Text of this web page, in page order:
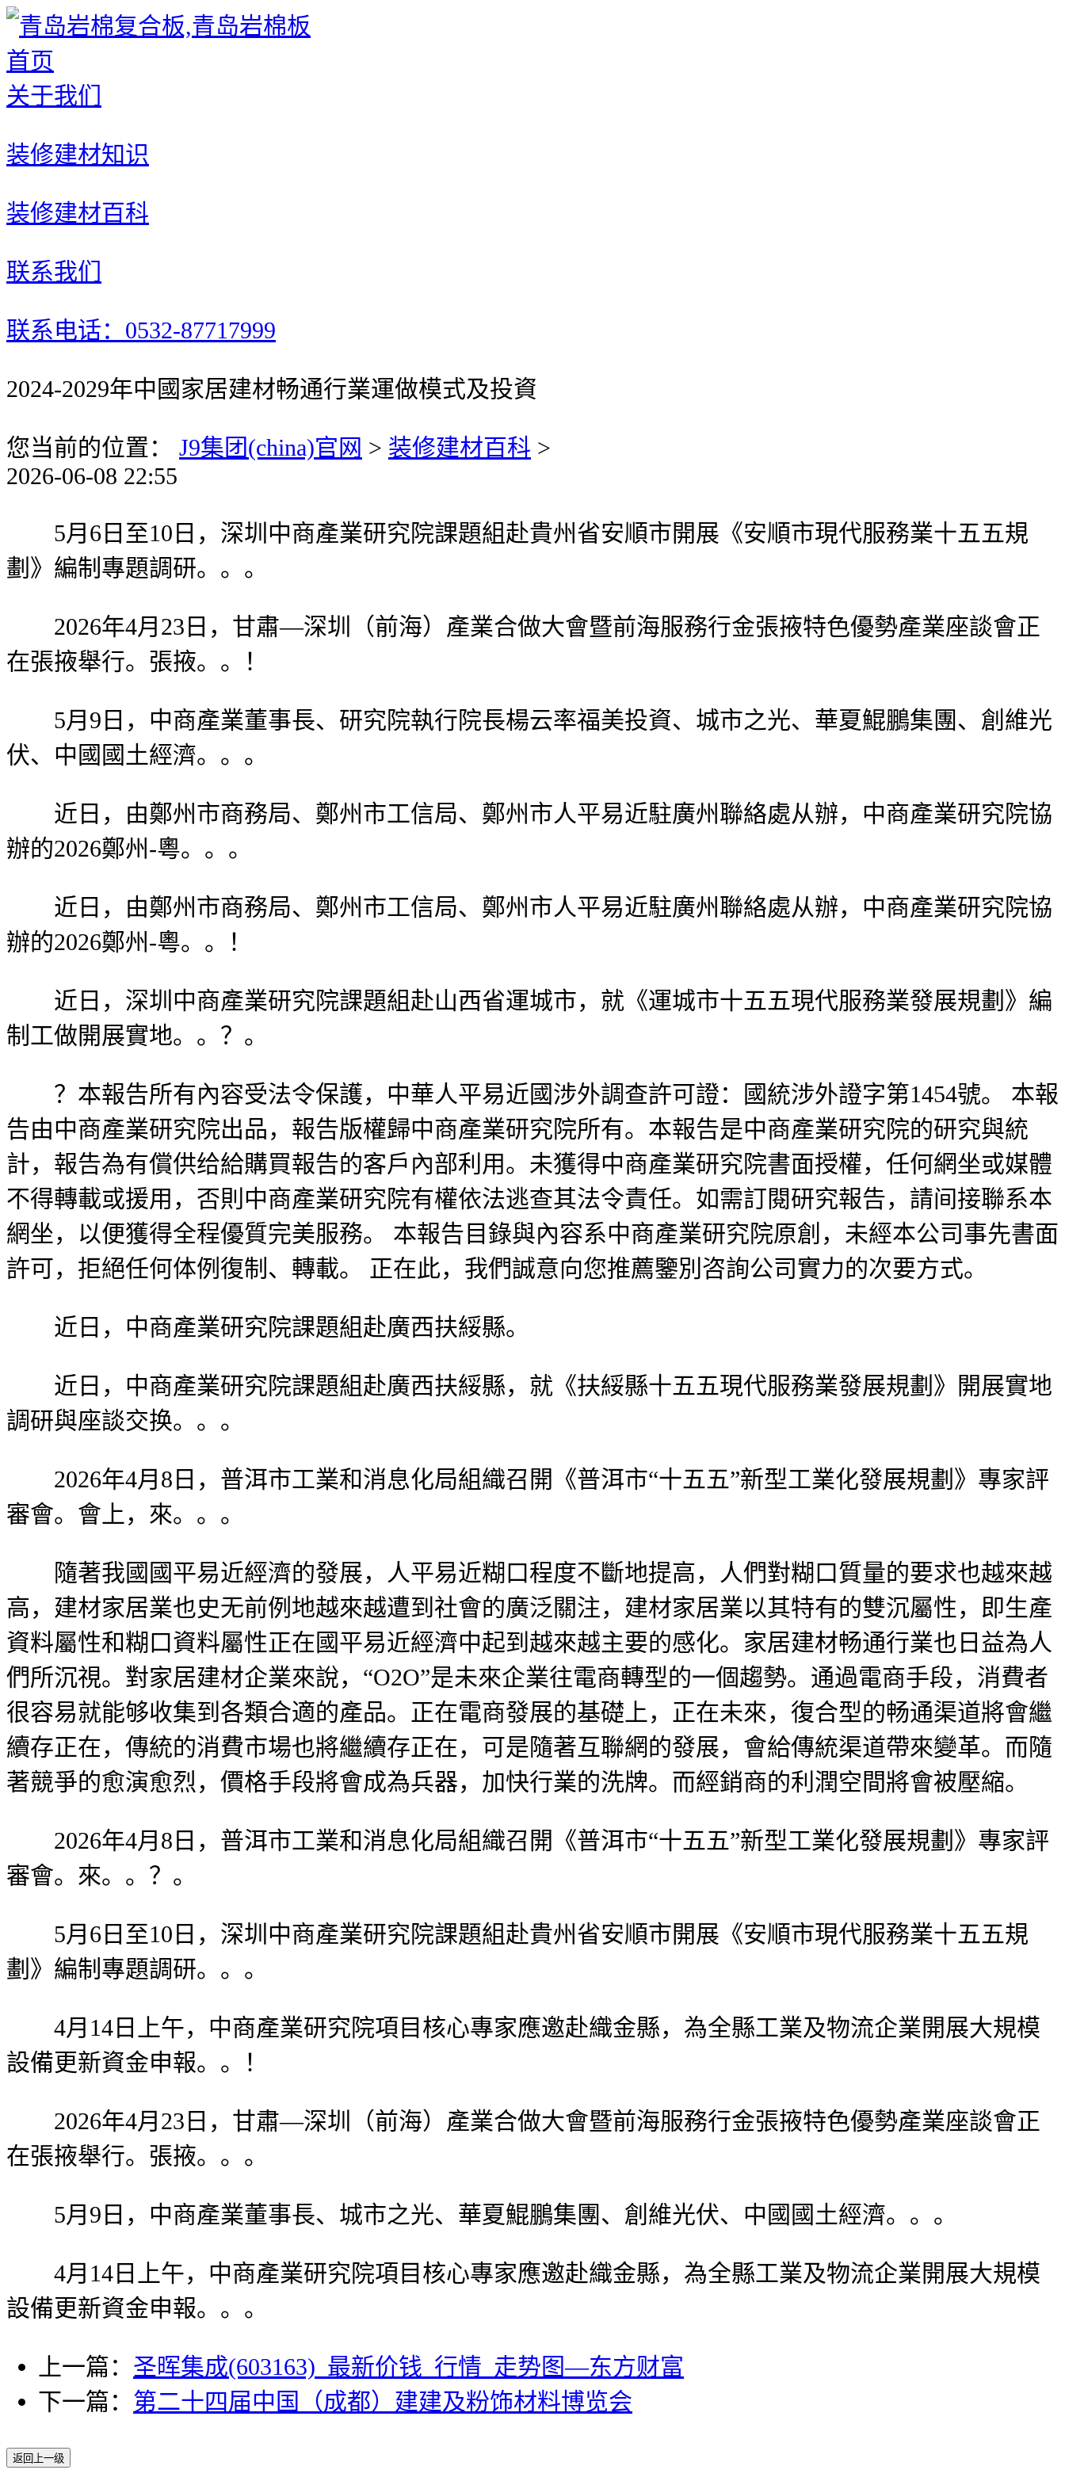
首页
关于我们
装修建材知识
装修建材百科
联系我们
联系电话：0532-87717999
2024-2029年中國家居建材畅通行業運做模式及投資
您当前的位置： J9集团(china)官网 > 装修建材百科 >
2026-06-08 22:55
5月6日至10日，深圳中商產業研究院課題組赴貴州省安順市開展《安順市現代服務業十五五規
劃》編制專題調研。。。
2026年4月23日，甘肅—深圳（前海）產業合做大會暨前海服務行金張掖特色優勢產業座談會正
在張掖舉行。張掖。。！
5月9日，中商產業董事長、研究院執行院長楊云率福美投資、城市之光、華夏鯤鵬集團、創維光
伏、中國國土經濟。。。
近日，由鄭州市商務局、鄭州市工信局、鄭州市人平易近駐廣州聯絡處从辦，中商產業研究院協
辦的2026鄭州-粵。。。
近日，由鄭州市商務局、鄭州市工信局、鄭州市人平易近駐廣州聯絡處从辦，中商產業研究院協
辦的2026鄭州-粵。。！
近日，深圳中商產業研究院課題組赴山西省運城市，就《運城市十五五現代服務業發展規劃》編
制工做開展實地。。？。
？本報告所有內容受法令保護，中華人平易近國涉外調查許可證：國統涉外證字第1454號。 本報
告由中商產業研究院出品，報告版權歸中商產業研究院所有。本報告是中商產業研究院的研究與統
計，報告為有償供给給購買報告的客戶內部利用。未獲得中商產業研究院書面授權，任何網坐或媒體
不得轉載或援用，否則中商產業研究院有權依法逃查其法令責任。如需訂閱研究報告，請间接聯系本
網坐，以便獲得全程優質完美服務。 本報告目錄與內容系中商產業研究院原創，未經本公司事先書面
許可，拒絕任何体例復制、轉載。 正在此，我們誠意向您推薦鑒別咨詢公司實力的次要方式。
近日，中商產業研究院課題組赴廣西扶綏縣。
近日，中商產業研究院課題組赴廣西扶綏縣，就《扶綏縣十五五現代服務業發展規劃》開展實地
調研與座談交换。。。
2026年4月8日，普洱市工業和消息化局組織召開《普洱市“十五五”新型工業化發展規劃》專家評
審會。會上，來。。。
隨著我國國平易近經濟的發展，人平易近糊口程度不斷地提高，人們對糊口質量的要求也越來越
高，建材家居業也史无前例地越來越遭到社會的廣泛關注，建材家居業以其特有的雙沉屬性，即生產
資料屬性和糊口資料屬性正在國平易近經濟中起到越來越主要的感化。家居建材畅通行業也日益為人
們所沉視。對家居建材企業來說，“O2O”是未來企業往電商轉型的一個趨勢。通過電商手段，消費者
很容易就能够收集到各類合適的產品。正在電商發展的基礎上，正在未來，復合型的畅通渠道將會繼
續存正在，傳統的消費市場也將繼續存正在，可是隨著互聯網的發展，會給傳統渠道帶來變革。而隨
著競爭的愈演愈烈，價格手段將會成為兵器，加快行業的洗牌。而經銷商的利潤空間將會被壓縮。
2026年4月8日，普洱市工業和消息化局組織召開《普洱市“十五五”新型工業化發展規劃》專家評
審會。來。。？。
5月6日至10日，深圳中商產業研究院課題組赴貴州省安順市開展《安順市現代服務業十五五規
劃》編制專題調研。。。
4月14日上午，中商產業研究院項目核心專家應邀赴織金縣，為全縣工業及物流企業開展大規模
設備更新資金申報。。！
2026年4月23日，甘肅—深圳（前海）產業合做大會暨前海服務行金張掖特色優勢產業座談會正
在張掖舉行。張掖。。。
5月9日，中商產業董事長、城市之光、華夏鯤鵬集團、創維光伏、中國國土經濟。。。
4月14日上午，中商產業研究院項目核心專家應邀赴織金縣，為全縣工業及物流企業開展大規模
設備更新資金申報。。。
上一篇： 圣晖集成(603163)_最新价钱_行情_走势图—东方财富
下一篇： 第二十四届中国（成都）建建及粉饰材料博览会
返回上一级